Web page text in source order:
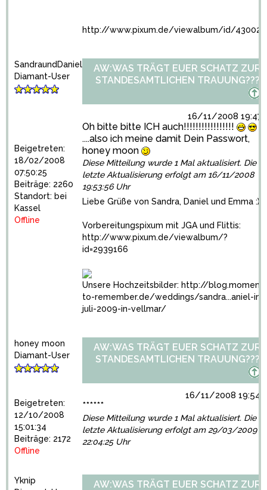
http://www.pixum.de/viewalbum/id/
SandraundDaniel
Diamant-User
Beigetreten:
18/02/2008
07:50:25
Beiträge: 2260
Standort: bei
Kassel
Offline
AW:WAS TRÄGT EUER SCHATZ ZUR
STANDESAMTLICHEN TRAUUNG???
16/11/2008
Oh bitte bitte ICH auch!!!!!!!!!!!!!!!!!
....also ich meine damit Dein Passwort,
honey moon
Diese Mitteilung wurde 1 Mal aktualisiert. Die
letzte Aktualisierung erfolgt am 16/11/2008
19:53:56 Uhr
Liebe Grüße von Sandra, Daniel und Emma :)
Vorbereitungspixum mit JGA und Flittis:
http://www.pixum.de/viewalbum/?
id=2939166
Unsere Hochzeitsbilder: http://
to-remember.de/weddings/sandra...aniel-im-
juli-2009-in-vellmar/
honey moon
Diamant-User
Beigetreten:
12/10/2008
15:01:34
Beiträge: 2172
Offline
AW:WAS TRÄGT EUER SCHATZ ZUR
STANDESAMTLICHEN TRAUUNG???
16/11/2008
******
Diese Mitteilung wurde 1 Mal aktualisiert. Die
letzte Aktualisierung erfolgt am 29/03/2009
22:04:25 Uhr
Yknip
AW:WAS TRÄGT EUER SCHATZ ZUR